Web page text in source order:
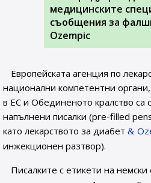
медицинските
съобщения за
Ozempic
Европейската агенция по
национални компетентни
в ЕС и Обединеното кралство са
напълнени писалки (pre-filled
като лекарството за диабет
инжекционен разтвор).
Писалките с етикети на немски